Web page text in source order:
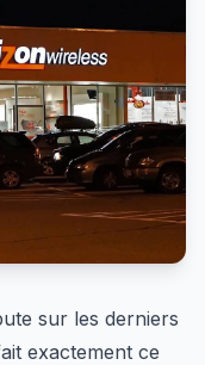
sur les derniers
exactement ce